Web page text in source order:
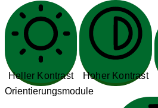
Heller Kontrast Hoher Kontrast
Orientierungsmodule